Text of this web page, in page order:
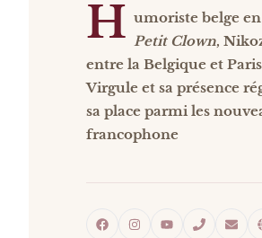
H umoriste belge
Petit Clown,
entre la Belgique et
Virgule et sa présence
sa place parmi les
francophone